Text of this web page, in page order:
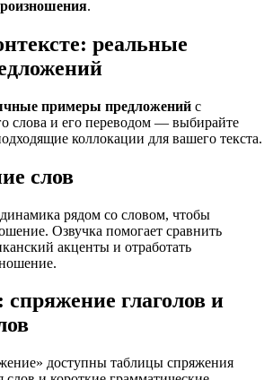
.
реальные
примеры предложений с
слова и его переводом — выбирайте
коллокации для вашего текста.
слов
рядом со словом, чтобы
Озвучка помогает сравнить
акценты и отработать
глаголов и
доступны таблицы спряжения